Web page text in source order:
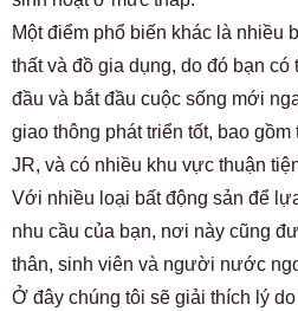
Một điểm phổ biến khác là nhiều
thất và đồ gia dụng, do đó bạn
đầu và bắt đầu cuộc sống mới
giao thông phát triển tốt, bao
JR, và có nhiều khu vực thuận
Với nhiều loại bất động sản để
nhu cầu của bạn, nơi này cũng
thân, sinh viên và người nước
Ở đây chúng tôi sẽ giải thích lý